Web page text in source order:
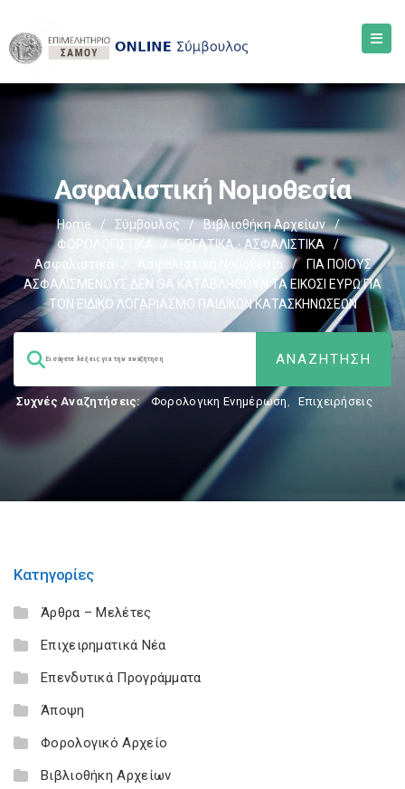
Ασφαλιστική Νομοθεσία
Home / Σύμβουλος / Βιβλιοθήκη Αρχείων
/
ΦΟΡΟΛΟΓΙΣΤΙΚΑ
/ ΕΡΓΑΤΙΚΑ - ΑΣΦΑΛΙΣΤΙΚΑ
/
Ασφαλιστικά
Ασφαλιστική Νομοθεσία /
ΓΙΑ ΠΟΙΟΥΣ
ΑΣΦΑΛΙΣΜΕΝΟΥΣ ΔΕΝ ΘΑ ΚΑΤΑΒΛΗΘΟΥΝ ΤΑ ΕΙΚΟΣΙ ΕΥΡΩ ΓΙΑ
ΤΟΝ ΕΙΔΙΚΟ ΛΟΓΑΡΙΑΣΜΟ ΠΑΙΔΙΚΩΝ ΚΑΤΑΣΚΗΝΩΣΕΩΝ
Συχνές Αναζητήσεις: Φορολογικη Ενημέρωση, Επιχειρήσεις
Κατηγορίες
Άρθρα – Μελέτες
Επιχειρηματικά Νέα
Επενδυτικά Προγράμματα
Άποψη
Φορολογικό Αρχείο
Βιβλιοθήκη Αρχείων